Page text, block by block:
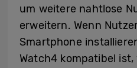
um weitere nahtlose
erweitern. Wenn
Smartphone
Watch4 kompatibel